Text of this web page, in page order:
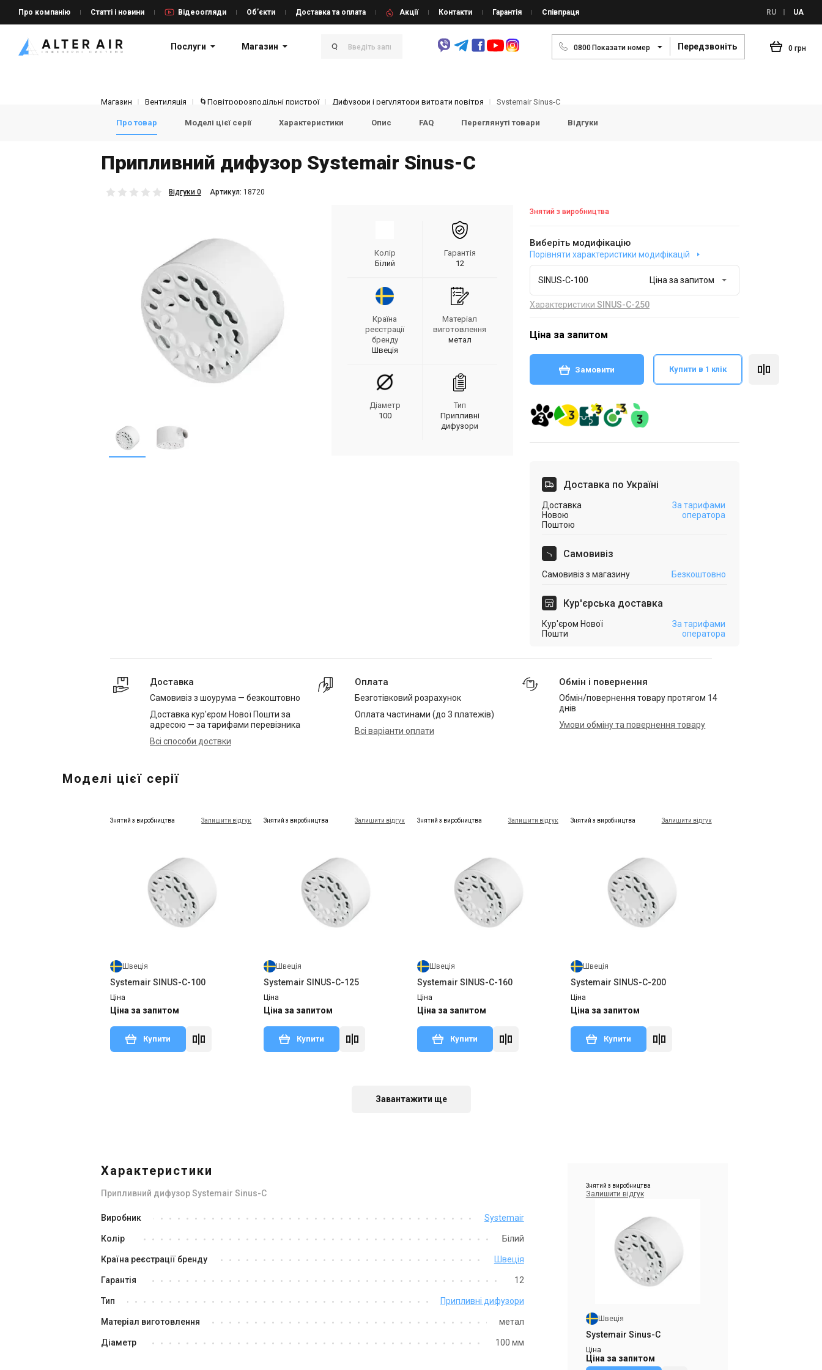
Про компанію Статті і новини Відеоогляди Об’єкти Доставка та оплата Акції Контакти Гарантія Співпраця RU UA
Послуги Магазин 0800Показати номер Передзвоніть 0 грн
Магазин Вентиляція 🌀Повітророзподільні пристрої Дифузори і регулятори витрати повітря Systemair Sinus-C
Про товар Моделі цієї серії Характеристики Опис FAQ Переглянуті товари Відгуки
Припливний дифузор Systemair Sinus-C
Відгуки 0 Aртикул: 18720
Колір
Білий
Гарантія
12
Країна
реєстрації
бренду
Швеція
Матеріал
виготовлення
метал
Діаметр
100
Тип
Припливні
дифузори
Знятий з виробництва
Виберіть модифікацію
Порівняти характеристики модифікацій
SINUS-C-100
Характеристики SINUS-C-250
Ціна за запитом
Замовити Купити в 1 клік
Доставка по Україні
Доставка
Новою
Поштою
За тарифами
оператора
Самовивіз
Самовивіз з магазину Безкоштовно
Кур'єрська доставка
Кур'єром Нової
Пошти
За тарифами
оператора
Доставка
Самовивіз з шоурума — безкоштовно
Доставка кур'єром Нової Пошти за
адресою — за тарифами перевізника
Всі способи доствки
Оплата
Безготівковий розрахунок
Оплата частинами (до 3 платежів)
Всі варіанти оплати
Обмін і повернення
Обмін/повернення товару протягом 14
днів
Умови обміну та повернення товару
Моделі цієї серії
Знятий з виробництва Залишити відгук
Швеція
Systemair SINUS-C-100
Ціна
Ціна за запитом
Купити
Знятий з виробництва Залишити відгук
Швеція
Systemair SINUS-C-125
Ціна
Ціна за запитом
Купити
Знятий з виробництва Залишити відгук
Швеція
Systemair SINUS-C-160
Ціна
Ціна за запитом
Купити
Знятий з виробництва Залишити відгук
Швеція
Systemair SINUS-C-200
Ціна
Ціна за запитом
Купити
Швеція
Ціна за запитом
Завантажити ще
Характеристики
Припливний дифузор Systemair Sinus-C
Виробник Systemair
Колір Білий
Країна реєстрації бренду Швеція
Гарантія 12
Тип Припливні дифузори
Матеріал виготовлення метал
Діаметр 100 мм
Знятий з виробництва
Залишити відгук
Швеція
Systemair Sinus-C
Ціна
Ціна за запитом